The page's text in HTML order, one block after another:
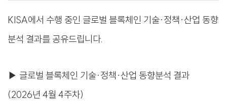
KISA​에서 수행 중인 글로벌 블록체인 기술·정책·산업 동향
분석 결과를 공유드립니다.​​
▶ 글로벌 블록체인 기술·정책·산업 동향분석 결과
(2026년 4월 4주차)